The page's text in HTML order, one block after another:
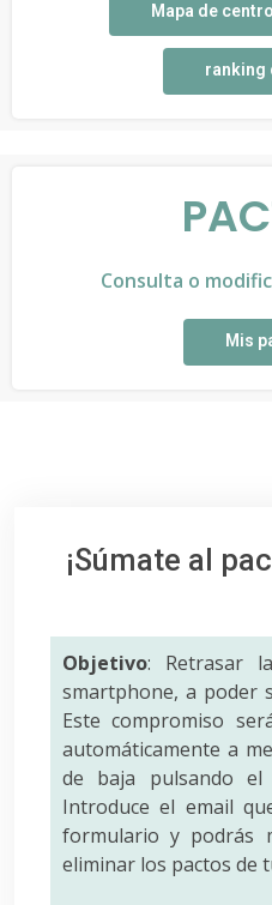
Mapa de
ranking
Consulta o
Mis
¡Súmate al
Objetivo: Retrasar
smartphone, a poder
Este compromiso
automáticamente a
de baja pulsando el
Introduce el email
formulario y podrás
eliminar los pactos de